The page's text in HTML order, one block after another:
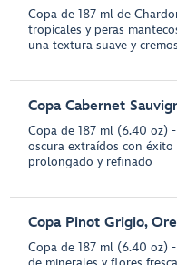
Copa de 187 ml de
tropicales y peras
una textura suave y
Copa Cabernet
Copa de 187 ml (6.40 oz)
oscura extraídos con
prolongado y refinado
Copa Pinot Grigio,
Copa de 187 ml (6.40 oz)